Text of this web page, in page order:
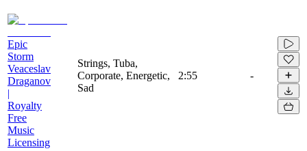
Epic
Storm
Veaceslav
Draganov
|
Royalty
Free
Music
Licensing
Strings, Tuba,
Corporate, Energetic,
Sad
2:55 -